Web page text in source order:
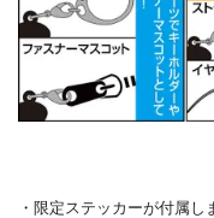
・限定ステッカーが付属し